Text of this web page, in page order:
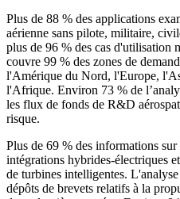
Plus de 88 % des applications
aérienne sans pilote, militaire,
plus de 96 % des cas d'utilisation
couvre 99 % des zones de
l'Amérique du Nord, l'Europe,
l'Afrique. Environ 73 % de
les flux de fonds de R&D
risque.
Plus de 69 % des informations
intégrations hybrides-électriques
de turbines intelligentes.
dépôts de brevets relatifs à la